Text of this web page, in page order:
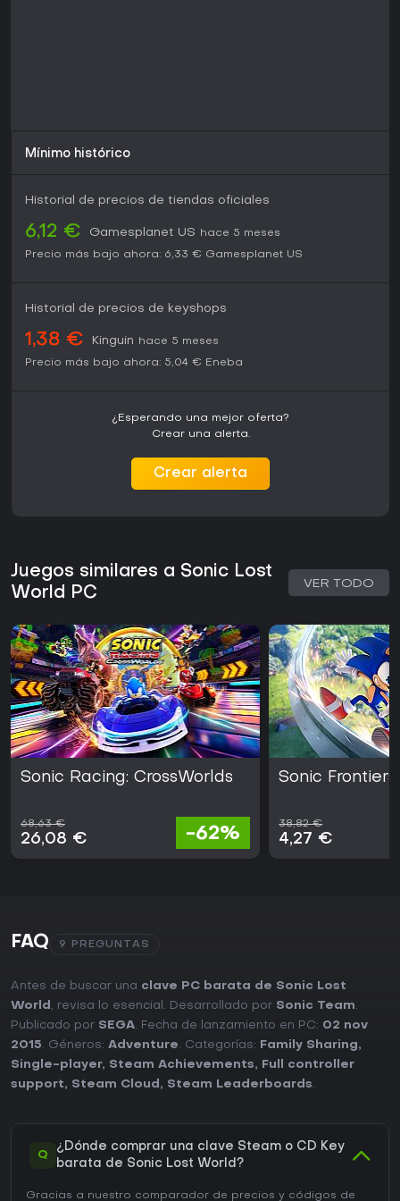
Mínimo histórico
Historial de precios de tiendas oficiales
6,12 € Gamesplanet US
hace 5 meses
Precio más bajo ahora: 6,33 € Gamesplanet US
Historial de precios de keyshops
1,38 € Kinguin
hace 5 meses
Precio más bajo ahora: 5,04 € Eneba
¿Esperando una mejor oferta?
Crear una alerta.
Crear alerta
Juegos similares a Sonic Lost
World PC
VER TODO
Sonic Racing: CrossWorlds
68,63 €
26,08 € -62%
Sonic Frontiers
38,82 €
4,27 €
FAQ 9 PREGUNTAS
Antes de buscar una clave PC barata de Sonic Lost
World , revisa lo esencial. Desarrollado por Sonic Team.
Publicado por SEGA. Fecha de lanzamiento en PC: 02 nov
2015. Géneros: Adventure. Categorías: Family Sharing,
Single-player, Steam Achievements,
Full controller
support, Steam Cloud , Steam Leaderboards.
Q
¿Dónde comprar una clave Steam o CD Key
barata de Sonic Lost World?
Gracias a nuestro comparador de precios y códigos de